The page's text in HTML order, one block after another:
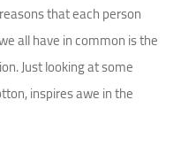
that each person
all have in common is the
Just looking at some
inspires awe in the